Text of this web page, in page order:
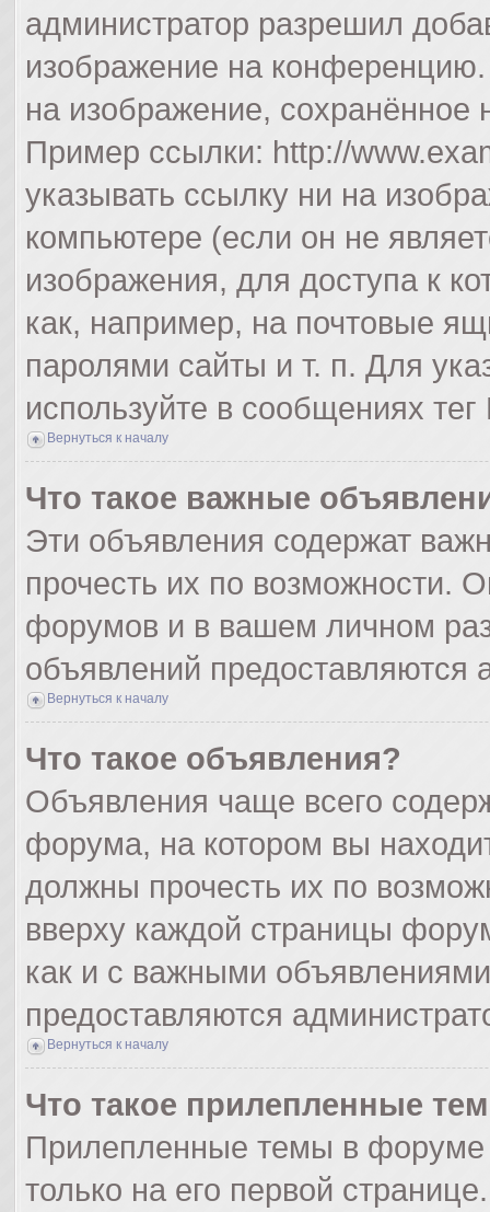
администратор разрешил
изображение на
на изображение,
Пример ссылки: http://
указывать ссылку ни на
компьютере (если он не
изображения, для доступа к
как, например, на почтовые
паролями сайты и т. п. Для
используйте в сообщениях
Вернуться к началу
Что такое важные
Эти объявления содержат
прочесть их по возможности.
форумов и в вашем личном
объявлений
Вернуться к началу
Что такое объявления?
Объявления чаще всего
форума, на котором вы
должны прочесть их по
вверху каждой страницы
как и с важными
предоставляются
Вернуться к началу
Что такое прилепленные
Прилепленные темы в форуме
только на его первой